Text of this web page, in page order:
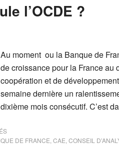
l’OCDE ?
Au moment ou la Banque de
de croissance pour la France au
coopération et de
semaine dernière un
dixième mois consécutif. C’est
DE FRANCE CAE CONSEIL